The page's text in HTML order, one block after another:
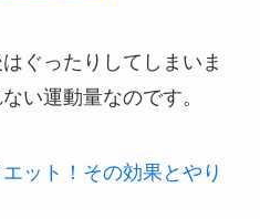
ぐったりしてしまいま
い運動量なのです。
ット！その効果とやり